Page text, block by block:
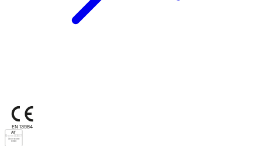
EN 13984
AT
Önorm B3667
Önorm B3691
DSdd